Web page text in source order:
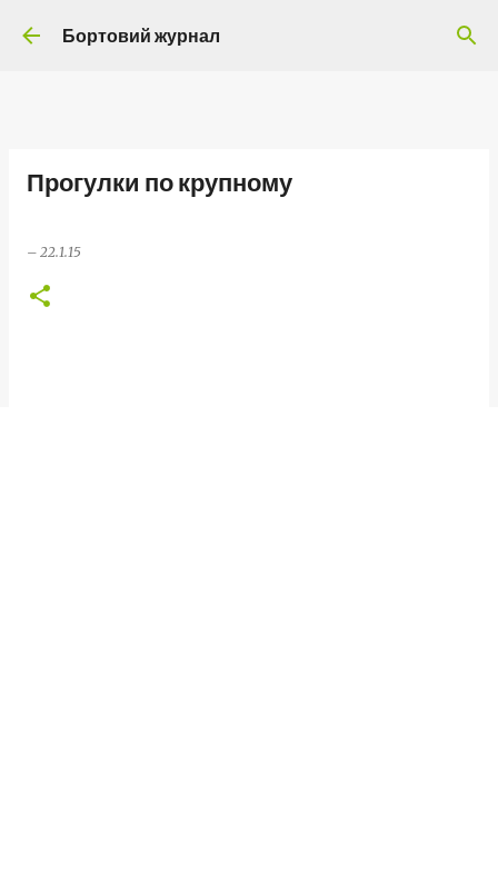
Перейти до основного вмісту
Бортовий журнал
Прогулки по крупному
– 22.1.15